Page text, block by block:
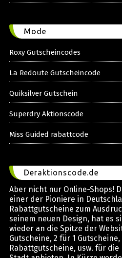
Mode
Roxy Gutscheincodes
La Redoute Gutscheincode
Quiksilver Gutschein
Superdry Aktionscode
Miss Guided rabattcode
Deraktionscode.de
Aber nicht nur Online-Shops!
einer der Pioniere in
Rabattgutscheine zum
seinem neuen Design, hat es
wieder an die Spitze der
Gutscheine, 2 für 1
Rabattgutscheine, usw. für